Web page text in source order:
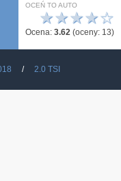
OCEŃ TO AUTO
☆
★
★
★
★
Ocena: 3.62 (oceny: 13)
2.0 TSI